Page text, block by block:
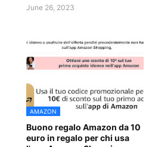
June 26, 2023
AMAZON
Buono regalo Amazon da 10
euro in regalo per chi usa